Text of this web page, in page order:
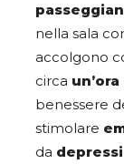
nella sala
accolgono
circa
benessere
stimolare
da